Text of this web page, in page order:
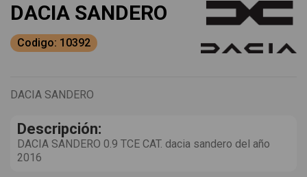
DACIA SANDERO
Codigo: 10392
DACIA SANDERO
Descripción:
DACIA SANDERO 0.9 TCE CAT. dacia sandero del año
2016